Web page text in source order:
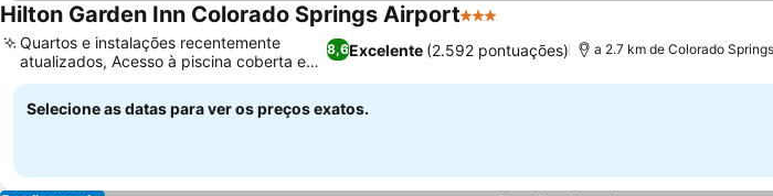
Hilton Garden Inn Colorado Springs Airport3 Estrelas
8,6Excelente (2.592 pontuações)
Quartos e instalações recentemente
atualizados, Acesso à piscina coberta e
hidromassagem
a 2.7 km de Colorado
Selecione as datas para ver os preços exatos.